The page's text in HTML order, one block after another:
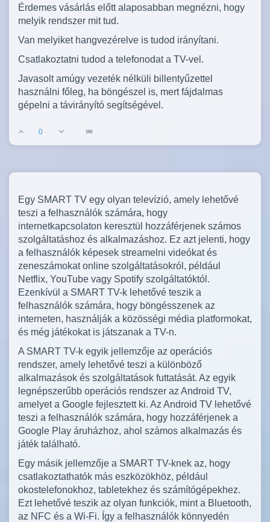
Érdemes vásárlás előtt alaposabban megnézni, hogy
melyik rendszer mit tud.
Van melyiket hangvezérelve is tudod irányítani.
Csatlakoztatni tudod a telefonodat a TV-vel.
Javasolt amúgy vezeték nélküli billentyűzettel
használni főleg, ha böngészel is, mert fájdalmas
gépelni a távirányító segítségével.
0
Egy SMART TV egy olyan televízió, amely lehetővé
teszi a felhasználók számára, hogy
internetkapcsolaton keresztül hozzáférjenek számos
szolgáltatáshoz és alkalmazáshoz. Ez azt jelenti, hogy
a felhasználók képesek streamelni videókat és
zeneszámokat online szolgáltatásokról, például
Netflix, YouTube vagy Spotify szolgáltatóktól.
Ezenkívül a SMART TV-k lehetővé teszik a
felhasználók számára, hogy böngésszenek az
interneten, használják a közösségi média platformokat,
és még játékokat is játszanak a TV-n.
A SMART TV-k egyik jellemzője az operációs
rendszer, amely lehetővé teszi a különböző
alkalmazások és szolgáltatások futtatását. Az egyik
legnépszerűbb operációs rendszer az Android TV,
amelyet a Google fejlesztett ki. Az Android TV lehetővé
teszi a felhasználók számára, hogy hozzáférjenek a
Google Play áruházhoz, ahol számos alkalmazás és
játék található.
Egy másik jellemzője a SMART TV-knek az, hogy
csatlakoztathatók más eszközökhöz, például
okostelefonokhoz, tabletekhez és számítógépekhez.
Ezt lehetővé teszik az olyan funkciók, mint a Bluetooth,
az NFC és a Wi-Fi. Így a felhasználók könnyedén